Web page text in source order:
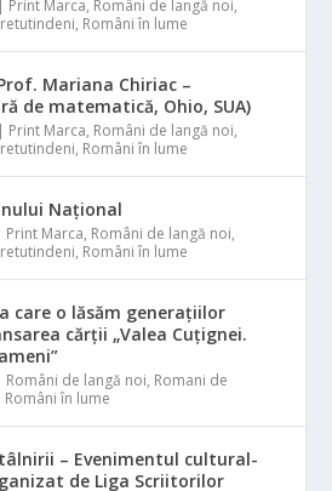
| Print Marca, Români de langă noi,
, Români în lume
Mariana Chiriac –
de matematică, Ohio, SUA)
| Print Marca, Români de langă noi,
, Români în lume
Național
Print Marca, Români de langă noi,
, Români în lume
care o lăsăm generațiilor
cărții „Valea Cuțignei.
Români de langă noi, Romani de
Români în lume
– Evenimentul cultural-
de Liga Scriitorilor